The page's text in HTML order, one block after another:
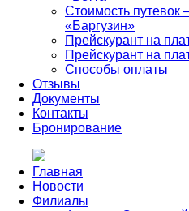
Стоимость путевок
«Баргузин»
Прейскурант на
Прейскурант на
Способы оплаты
Отзывы
Документы
Контакты
Бронирование
Главная
Новости
Филиалы